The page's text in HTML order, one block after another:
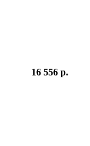
16 556 р.